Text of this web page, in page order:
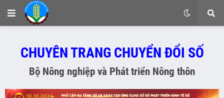
CHUYÊN TRANG CHUYỂN ĐỔI SỐ
Bộ Nông nghiệp và Phát triển Nông thôn